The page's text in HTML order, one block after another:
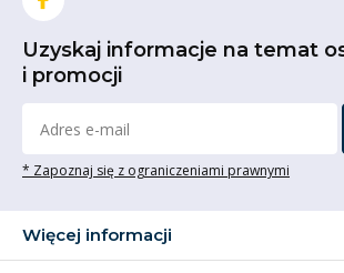
Uzyskaj informacje na temat
i promocji
* Zapoznaj się z ograniczeniami prawnymi
Więcej informacji